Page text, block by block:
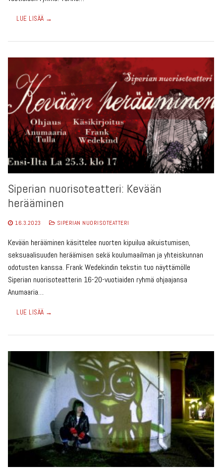
LUE LISÄÄ →
Siperian nuorisoteatteri: Kevään
herääminen
16.3.2023 SIPERIAN NUORISOTEATTERI
Kevään herääminen käsittelee nuorten kipuilua aikuistumisen,
seksuaalisuuden heräämisen sekä koulumaailman ja yhteiskunnan
odotusten kanssa. Frank Wedekindin tekstin tuo näyttämölle
Siperian nuorisoteatterin 16-20-vuotiaiden ryhmä ohjaajansa
Anumaaria…
LUE LISÄÄ →